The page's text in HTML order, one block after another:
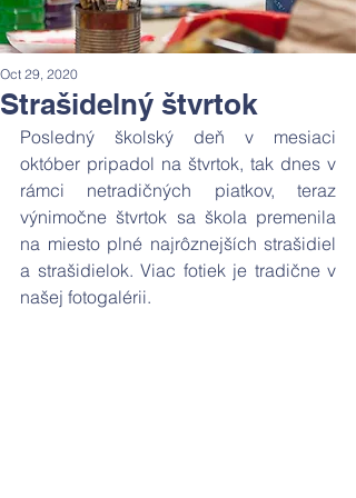
Strašidelný štvrtok
Oct 29, 2020
Posledný školský deň v mesiaci
október pripadol na štvrtok, tak dnes v
rámci netradičných piatkov, teraz
výnimočne štvrtok sa škola premenila
na miesto plné najrôznejších strašidiel
a strašidielok. Viac fotiek je tradične v
našej fotogalérii.